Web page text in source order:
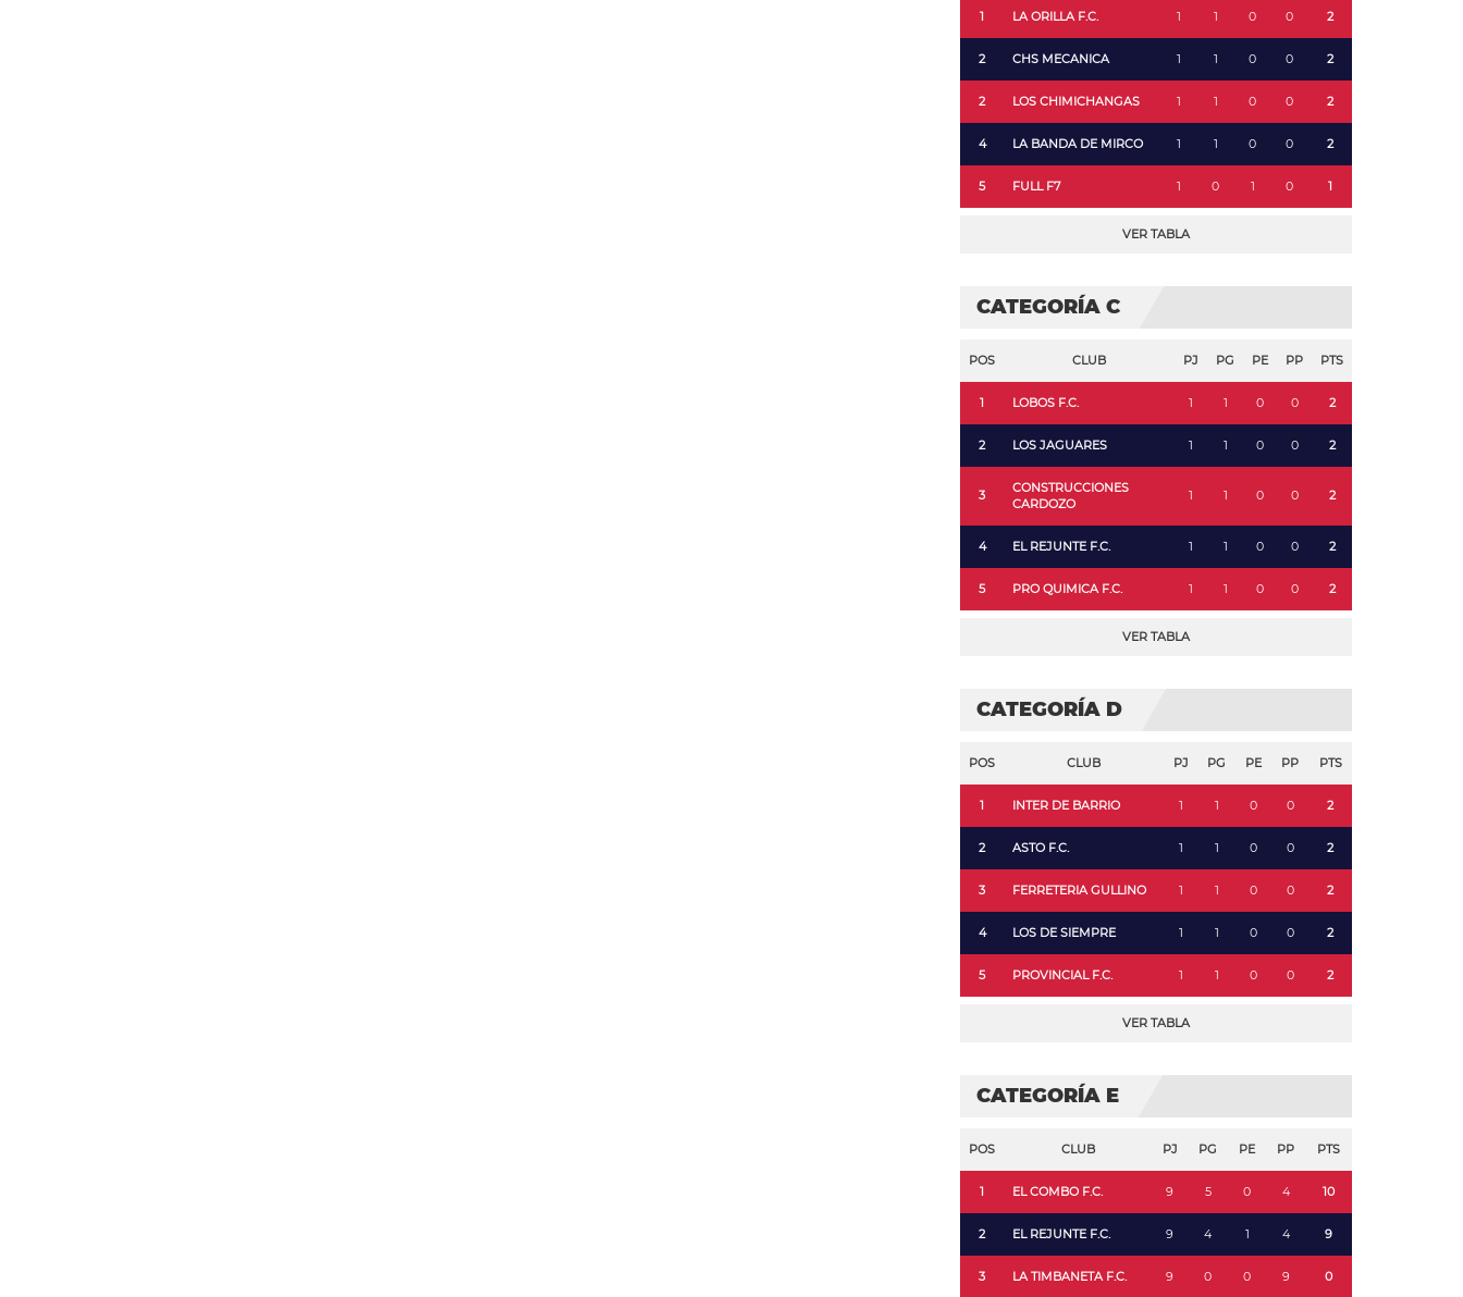
1 LA ORILLA F.C. 1 1 0 0 2
2 CHS MECANICA 1 1 0 0 2
2 LOS CHIMICHANGAS 1 1 0 0 2
4 LA BANDA DE MIRCO 1 1 0 0 2
5 FULL F7 1 0 1 0 1
VER TABLA
CATEGORÍA C
POS CLUB PJ PG PE PP PTS
1 LOBOS F.C. 1 1 0 0 2
2 LOS JAGUARES 1 1 0 0 2
3
CONSTRUCCIONES
CARDOZO
1 1 0 0 2
4 EL REJUNTE F.C. 1 1 0 0 2
5 PRO QUIMICA F.C. 1 1 0 0 2
VER TABLA
CATEGORÍA D
POS CLUB PJ PG PE PP PTS
1 INTER DE BARRIO 1 1 0 0 2
2 ASTO F.C. 1 1 0 0 2
3 FERRETERIA GULLINO 1 1 0 0 2
4 LOS DE SIEMPRE 1 1 0 0 2
5 PROVINCIAL F.C. 1 1 0 0 2
VER TABLA
CATEGORÍA E
POS CLUB PJ PG PE PP PTS
1 EL COMBO F.C. 9 5 0 4 10
2 EL REJUNTE F.C. 9 4 1 4 9
3 LA TIMBANETA F.C. 9 0 0 9 0